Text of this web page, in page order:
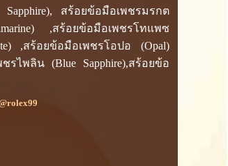
สร้อยข้อมือเพชรมรกต
,สร้อยข้อมือเพชรโทแพซ
,สร้อยข้อมือเพชรโอปอ (Opal)
รไพลิน (Blue Sapphire),สร้อยข้อ